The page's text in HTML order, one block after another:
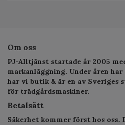
Om oss
PJ-Alltjänst startade år 2005
markanläggning. Under åren
har vi butik & är en av Sveriges
för trädgårdsmaskiner.
Betalsätt
Säkerhet kommer först hos oss.